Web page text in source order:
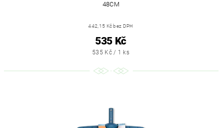
48CM
442,15 Kč bez DPH
535 Kč
535 Kč / 1 ks